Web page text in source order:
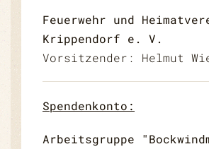
Feuerwehr und
Krippendorf e. V.
Vorsitzender: Helmut
Spendenkonto:
Arbeitsgruppe